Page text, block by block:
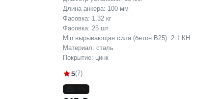
Длина анкера: 100 мм
Фасовка: 1.32 кг
Фасовка: 25 шт
Min вырывающая сила (бетон B25): 2.1 КН
Материал: сталь
Покрытие: цинк
5(7)